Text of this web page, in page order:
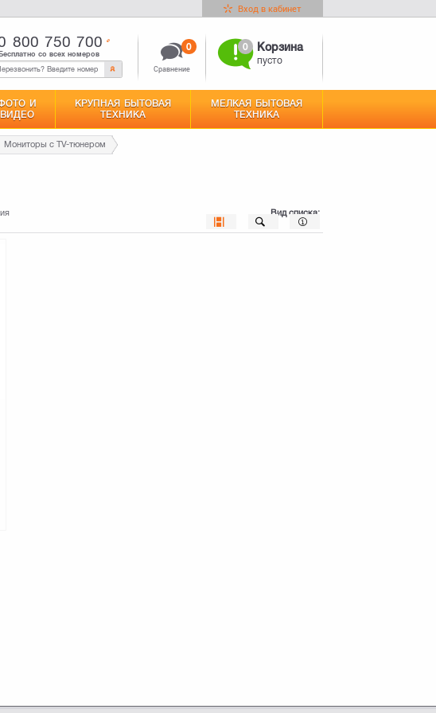
Вход в кабинет
800 750 700
Бесплатно со всех номеров
Сравнение
0 0 Корзина
пусто
И
ВИДЕО
КРУПНАЯ БЫТОВАЯ
ТЕХНИКА
МЕЛКАЯ БЫТОВАЯ
ТЕХНИКА
Мониторы с TV-тюнером
Вид списка: